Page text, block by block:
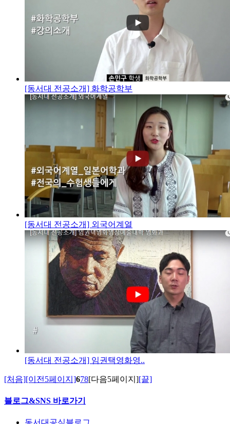
[동서대 전공소개] 화학공학부
[동서대 전공소개] 외국어계열
[동서대 전공소개] 임권택영화영..
[처음][이전5페이지]678[다음5페이지][끝]
블로그&SNS 바로가기